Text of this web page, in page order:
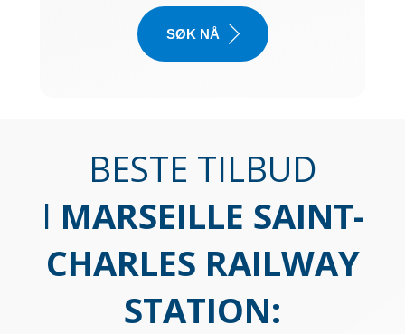
SØK NÅ
BESTE TILBUD
I MARSEILLE SAINT-
CHARLES RAILWAY
STATION: